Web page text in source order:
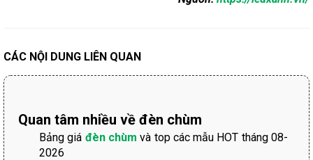
CÁC NỘI DUNG LIÊN QUAN
Quan tâm nhiều về đèn chùm
Bảng giá đèn chùm và top các mẫu HOT tháng 08-
2026